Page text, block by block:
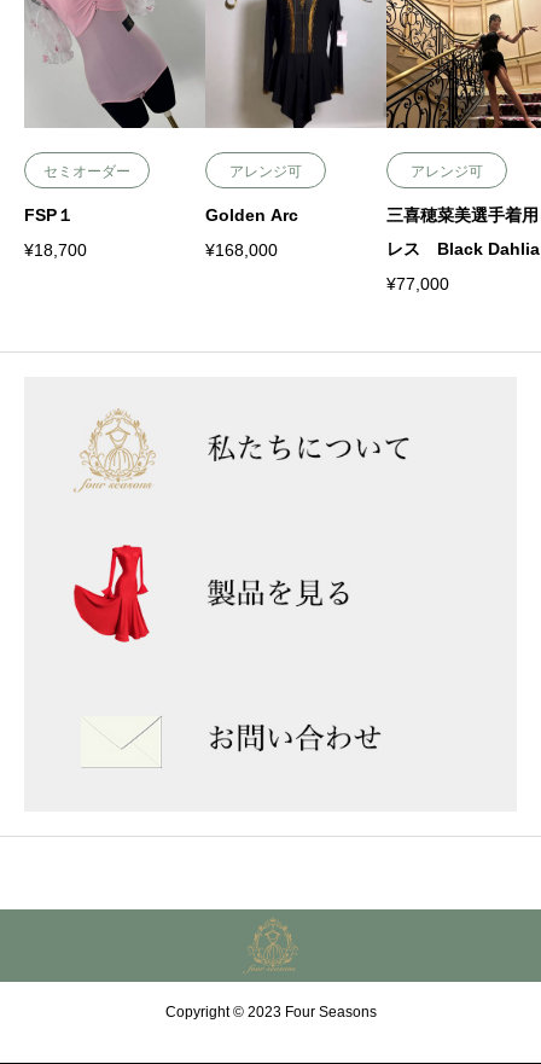
セミオーダー
FSP１
¥18,700
アレンジ可
Golden Arc
¥168,000
アレンジ可
三喜穂菜美選手着
レス Black Dahlia
¥77,000
Copyright © 2023 Four Seasons